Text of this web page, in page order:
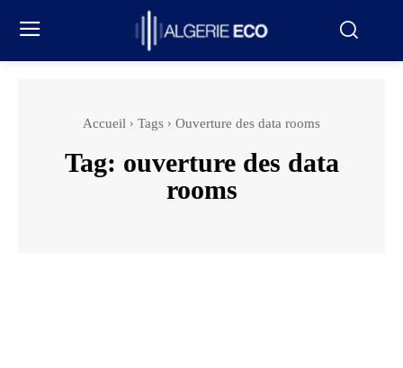
Accueil Tags Ouverture des data rooms
Tag: ouverture des data
rooms